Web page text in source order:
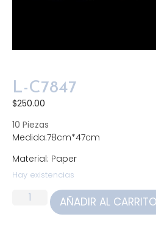
L-C7847
$250.00
10 Piezas
Medida:78cm*47cm
Material: Paper
Hay existencias
AÑADIR AL CARRITO